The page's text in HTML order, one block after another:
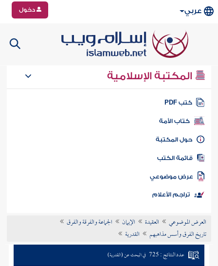
عربي دخول
المكتبة الإسلامية
كتب PDF
كتاب الأمة
المكتبة
الكتب
موضوعي
تراجم الأعلام
العرض الموضوعي العقيدة الإيمان
الجماعة والفرقة والفرق
تاريخ الفرق وأسس مذاهبهم
القدرية
عدد النتائج : 725 في البحث عن (القدرية)